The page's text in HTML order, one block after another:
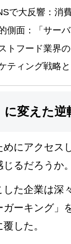
で大反響：消
側面：「サー
トフード業界
ティング戦略
に変えた
めにアクセ
じるだろうか
た企業は深
ーキング」
した。